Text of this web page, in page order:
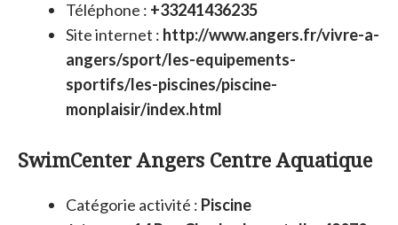
Téléphone : +33241436235
Site internet : http://www.angers.fr/vivre-a-
angers/sport/les-equipements-
sportifs/les-piscines/piscine-
monplaisir/index.html
SwimCenter Angers Centre Aquatique
Catégorie activité : Piscine